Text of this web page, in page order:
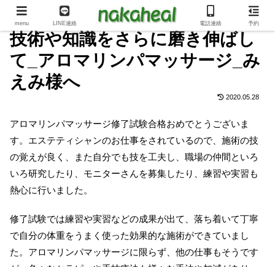
技術や知識をさらに磨き伸ばし
て_アロマリンパマッサージ_み
えみ様へ
2020.05.28
アロマリンパマッサージ修了試験合格おめでとうございま
す。エステティシャンのお仕事をされているので、施術の技
の覚えが良く、また自分でも技を工夫し、職場の仲間といろ
いろ研究したり、モニターさんを募集したり、練習や実習も
熱心に行いました。
修了試験では練習や実習などの成果が出て、落ち着いて丁寧
で自分の体重をうまく使った効果的な施術ができていまし
た。アロマリンパマッサージに限らず、他の仕事もそうです
menu LINE連絡 電話連絡 予約